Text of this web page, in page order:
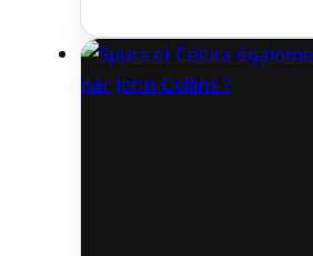
que les Suns ne seraient
donner et il se murmure
s’apprêteraient à tenter…